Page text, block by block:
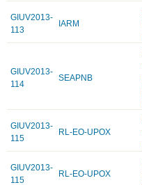
GIUV2013-
113
IARM
GIUV2013-
114
SEAPNB
GIUV2013-
115
RL-EO-UPOX
GIUV2013-
115
RL-EO-UPOX